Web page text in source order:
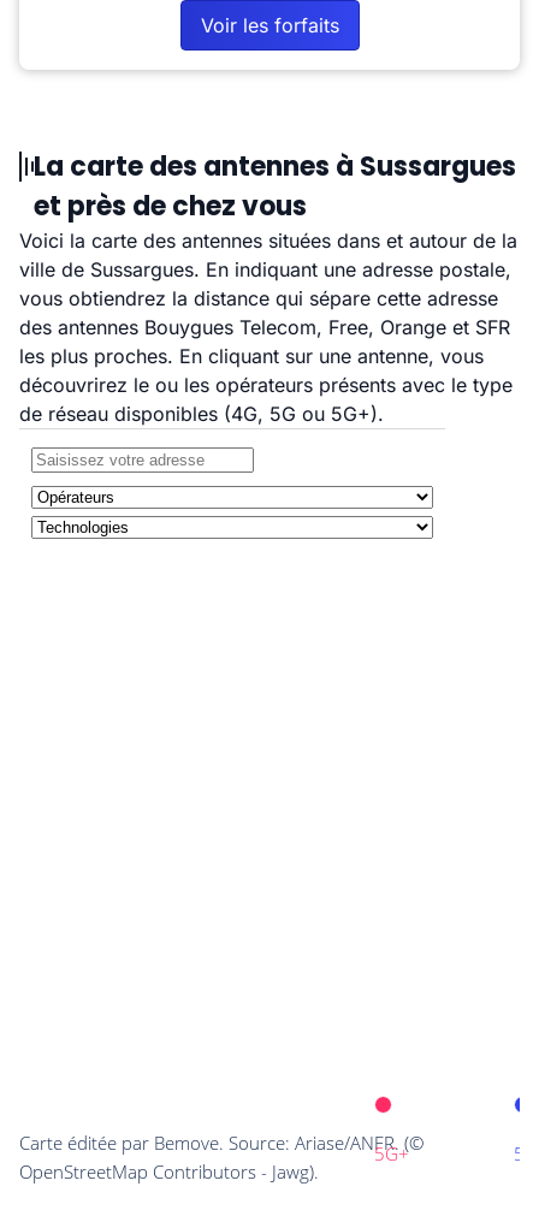
Voir les forfaits
La carte des antennes à Sussargues
et près de chez vous
Voici la carte des antennes situées dans et autour de la
ville de Sussargues. En indiquant une adresse postale,
vous obtiendrez la distance qui sépare cette adresse
des antennes Bouygues Telecom, Free, Orange et SFR
les plus proches. En cliquant sur une antenne, vous
découvrirez le ou les opérateurs présents avec le type
de réseau disponibles (4G, 5G ou 5G+).